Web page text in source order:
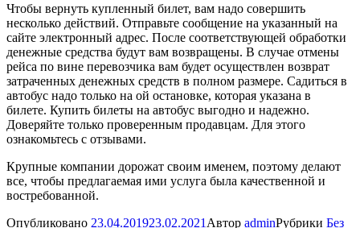
Чтобы вернуть купленный билет, вам надо совершить
несколько действий. Отправьте сообщение на указанный на
сайте электронный адрес. После соответствующей обработки
денежные средства будут вам возвращены. В случае отмены
рейса по вине перевозчика вам будет осуществлен возврат
затраченных денежных средств в полном размере. Садиться в
автобус надо только на ой остановке, которая указана в
билете. Купить билеты на автобус выгодно и надежно.
Доверяйте только проверенным продавцам. Для этого
ознакомьтесь с отзывами.
Крупные компании дорожат своим именем, поэтому делают
все, чтобы предлагаемая ими услуга была качественной и
востребованной.
Опубликовано 23.04.201923.02.2021 Автор adminРубрики Без